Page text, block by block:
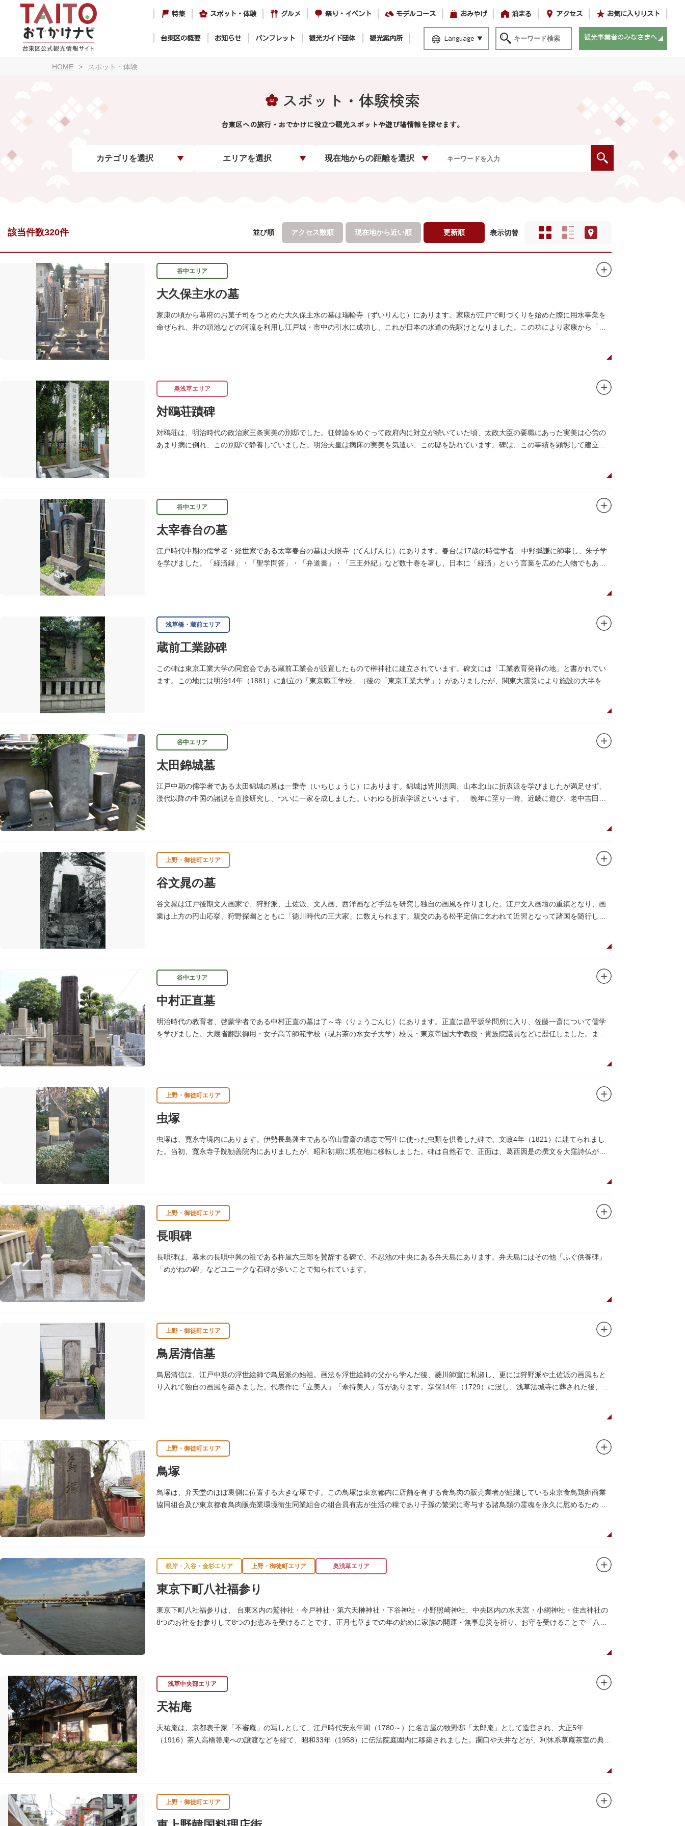
特集 スポット・体験 グルメ 祭り・イベント モデルコース おみやげ 泊まる アクセス お気に入りリスト
台東区の概要 お知らせ パンフレット 観光ガイド団体 観光案内所 Language 観光事業者のみなさまへ
HOME スポット・体験
スポット・体験検索
台東区への旅行・おでかけに役立つ観光スポットや遊び場情報を探せます。
カテゴリを選択 エリアを選択 現在地からの距離を選択
該当件数320件 並び順 アクセス数順 現在地から近い順 更新順 表示切替
谷中エリア
大久保主水の墓
家康の頃から幕府のお菓子司をつとめた大久保主水の墓は瑞輪寺（ずいりんじ）にあります。家康が江戸で町づくりを始めた際に用水事業を
命ぜられ、井の頭池などの河流を利用し江戸城・市中の引水に成功し、これが日本の水道の先駆けとなりました。この功により家康から「主
奥浅草エリア
対鴎荘蹟碑
対鴎荘は、明治時代の政治家三条実美の別邸でした。征韓論をめぐって政府内に対立が続いていた頃、太政大臣の要職にあった実美は心労の
あまり病に倒れ、この別邸で静養していました。明治天皇は病床の実美を気遣い、この邸を訪れています。碑は、この事績を顕彰して建立さ
谷中エリア
太宰春台の墓
江戸時代中期の儒学者・経世家である太宰春台の墓は天眼寺（てんげんじ）にあります。春台は17歳の時儒学者、中野撝謙に師事し、朱子学
を学びました。「経済録」・「聖学問答」・「弁道書」・「三王外紀」など数十巻を著し、日本に「経済」という言葉を広めた人物でもあり
浅草橋・蔵前エリア
蔵前工業跡碑
この碑は東京工業大学の同窓会である蔵前工業会が設置したもので榊神社に建立されています。碑文には「工業教育発祥の地」と書かれてい
ます。この地には明治14年（1881）に創立の「東京職工学校」（後の「東京工業大学」）がありましたが、関東大震災により施設の大半を焼
谷中エリア
太田錦城墓
江戸中期の儒学者である太田錦城の墓は一乗寺（いちじょうじ）にあります。錦城は皆川洪圓、山本北山に折衷派を学びましたが満足せず、
漢代以降の中国の諸説を直接研究し、ついに一家を成しました。いわゆる折衷学派といいます。 晩年に至り一時、近畿に遊び、老中吉田候
上野・御徒町エリア
谷文晁の墓
谷文晁は江戸後期文人画家で、狩野派、土佐派、文人画、西洋画など手法を研究し独自の画風を作りました。江戸文人画壇の重鎮となり、画
業は上方の円山応挙、狩野探幽とともに「徳川時代の三大家」に数えられます。親交のある松平定信に乞われて近習となって諸国を随行しな
谷中エリア
中村正直墓
明治時代の教育者、啓蒙学者である中村正直の墓は了～寺（りょうごんじ）にあります。正直は昌平坂学問所に入り、佐藤一斎について儒学
を学びました。大蔵省翻訳御用・女子高等師範学校（現お茶の水女子大学）校長・東京帝国大学教授・貴族院議員などに歴任しました。ま
上野・御徒町エリア
虫塚
虫塚は、寛永寺境内にあります。伊勢長島藩主である増山雪斎の遺志で写生に使った虫類を供養した碑で、文政4年（1821）に建てられまし
た。当初、寛永寺子院勧善院内にありましたが、昭和初期に現在地に移転しました。碑は自然石で、正面は、葛西因是の撰文を大窪詩仏が書
上野・御徒町エリア
長唄碑
長唄碑は、幕末の長唄中興の祖である杵屋六三郎を賛辞する碑で、不忍池の中央にある弁天島にあります。弁天島にはその他「ふぐ供養碑」
「めがねの碑」などユニークな石碑が多いことで知られています。
上野・御徒町エリア
鳥居清信墓
鳥居清信は、江戸中期の浮世絵師で鳥居派の始祖。画法を浮世絵師の父から学んだ後、菱川師宣に私淑し、更には狩野派や土佐派の画風もと
り入れて独自の画風を築きました。代表作に「立美人」「傘持美人」等があります。享保14年（1729）に没し、浅草法城寺に葬された後、墓
上野・御徒町エリア
鳥塚
鳥塚は、弁天堂のほぼ裏側に位置する大きな塚です。この鳥塚は東京都内に店舗を有する食鳥肉の販売業者が組織している東京食鳥鶏卵商業
協同組合及び東京都食鳥肉販売業環境衛生同業組合の組合員有志が生活の糧であり子孫の繁栄に寄与する諸鳥類の霊魂を永久に慰めるために
根岸・入谷・金杉エリア 上野・御徒町エリア 奥浅草エリア
東京下町八社福参り
東京下町八社福参りは、 台東区内の鷲神社・今戸神社・第六天榊神社・下谷神社・小野照崎神社、中央区内の水天宮・小網神社・住吉神社の
8つのお社をお参りして8つのお恵みを受けることです。正月七草までの年の始めに家族の開運・無事息災を祈り、お守を受けることで「八方
浅草中央部エリア
天祐庵
天祐庵は、京都表千家「不審庵」の写しとして、江戸時代安永年間（1780～）に名古屋の牧野邸「太郎庵」として造営され、大正5年
（1916）茶人高橋箒庵への譲渡などを経て、昭和33年（1958）に伝法院庭園内に移築されました。躙口や天井などが、利休系草庵茶室の典型
上野・御徒町エリア